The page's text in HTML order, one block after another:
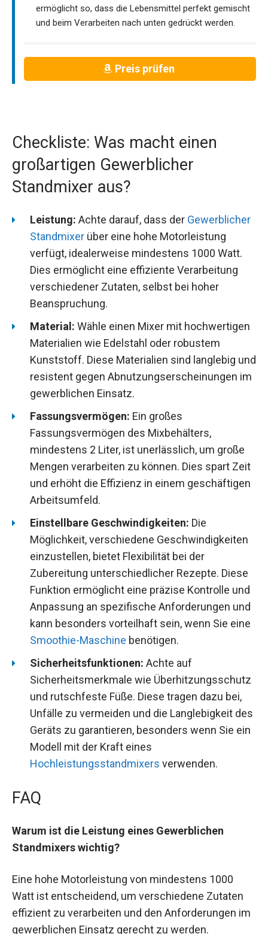
ermöglicht so, dass die Lebensmittel perfekt gemischt
und beim Verarbeiten nach unten gedrückt werden.
Preis prüfen
Checkliste: Was macht einen
großartigen Gewerblicher
Standmixer aus?
Leistung: Achte darauf, dass der Gewerblicher
Standmixer über eine hohe Motorleistung
verfügt, idealerweise mindestens 1000 Watt.
Dies ermöglicht eine effiziente Verarbeitung
verschiedener Zutaten, selbst bei hoher
Beanspruchung.
Material: Wähle einen Mixer mit hochwertigen
Materialien wie Edelstahl oder robustem
Kunststoff. Diese Materialien sind langlebig und
resistent gegen Abnutzungserscheinungen im
gewerblichen Einsatz.
Fassungsvermögen: Ein großes
Fassungsvermögen des Mixbehälters,
mindestens 2 Liter, ist unerlässlich, um große
Mengen verarbeiten zu können. Dies spart Zeit
und erhöht die Effizienz in einem geschäftigen
Arbeitsumfeld.
Einstellbare Geschwindigkeiten: Die
Möglichkeit, verschiedene Geschwindigkeiten
einzustellen, bietet Flexibilität bei der
Zubereitung unterschiedlicher Rezepte. Diese
Funktion ermöglicht eine präzise Kontrolle und
Anpassung an spezifische Anforderungen und
kann besonders vorteilhaft sein, wenn Sie eine
Smoothie-Maschine benötigen.
Sicherheitsfunktionen: Achte auf
Sicherheitsmerkmale wie Überhitzungsschutz
und rutschfeste Füße. Diese tragen dazu bei,
Unfälle zu vermeiden und die Langlebigkeit des
Geräts zu garantieren, besonders wenn Sie ein
Modell mit der Kraft eines
Hochleistungsstandmixers verwenden.
FAQ
Warum ist die Leistung eines Gewerblichen
Standmixers wichtig?
Eine hohe Motorleistung von mindestens 1000
Watt ist entscheidend, um verschiedene Zutaten
effizient zu verarbeiten und den Anforderungen im
gewerblichen Einsatz gerecht zu werden.